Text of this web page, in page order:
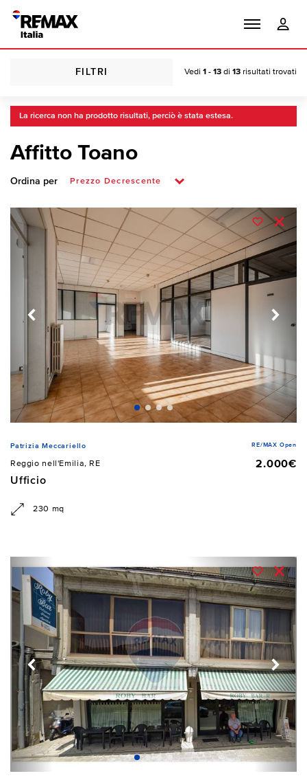
FILTRI Vedi 1 - 13 di 13 risultati trovati
La ricerca non ha prodotto risultati, perciò è stata estesa.
Affitto Toano
Ordina per
Patrizia Meccariello RE/MAX Open
Reggio nell'Emilia, RE
2.000€
Ufficio
230 mq